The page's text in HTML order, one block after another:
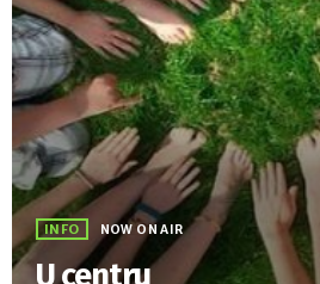
INFO NOW ON AIR
U centru